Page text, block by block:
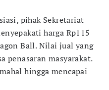
pihak Sekretariat
harga Rp115
Ball. Nilai jual yang
penasaran masyarakat.
hingga mencapai